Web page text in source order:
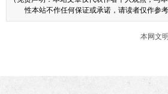
性本站不作任何保证或承诺，请读者仅作参
本网文